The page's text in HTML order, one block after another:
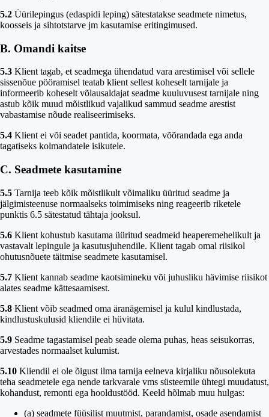
5.2 Üürilepingus (edaspidi leping) sätestatakse seadmete nimetus,
koosseis ja sihtotstarve jm kasutamise eritingimused.
B. Omandi kaitse
5.3 Klient tagab, et seadmega ühendatud vara arestimisel või sellele
sissenõue pööramisel teatab klient sellest koheselt tarnijale ja
informeerib koheselt võlausaldajat seadme kuuluvusest tarnijale ning
astub kõik muud mõistlikud vajalikud sammud seadme arestist
vabastamise nõude realiseerimiseks.
5.4 Klient ei või seadet pantida, koormata, võõrandada ega anda
tagatiseks kolmandatele isikutele.
C. Seadmete kasutamine
5.5 Tarnija teeb kõik mõistlikult võimaliku üüritud seadme ja
jälgimisteenuse normaalseks toimimiseks ning reageerib riketele
punktis 6.5 sätestatud tähtaja jooksul.
5.6 Klient kohustub kasutama üüritud seadmeid heaperemehelikult ja
vastavalt lepingule ja kasutusjuhendile. Klient tagab omal riisikol
ohutusnõuete täitmise seadmete kasutamisel.
5.7 Klient kannab seadme kaotsimineku või juhusliku hävimise riisikot
alates seadme kättesaamisest.
5.8 Klient võib seadmed oma äranägemisel ja kulul kindlustada,
kindlustuskulusid kliendile ei hüvitata.
5.9 Seadme tagastamisel peab seade olema puhas, heas seisukorras,
arvestades normaalset kulumist.
5.10 Kliendil ei ole õigust ilma tarnija eelneva kirjaliku nõusolekuta
teha seadmetele ega nende tarkvarale vms süsteemile ühtegi muudatust,
kohandust, remonti ega hooldustööd. Keeld hõlmab muu hulgas:
(a) seadmete füüsilist muutmist, parandamist, osade asendamist